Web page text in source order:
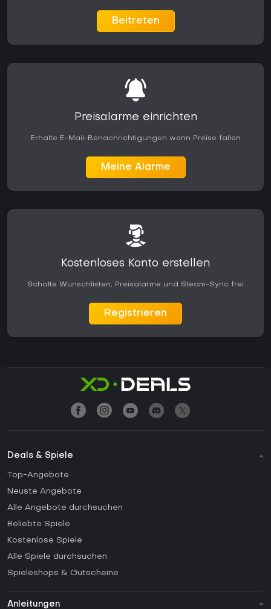
Beitreten
Preisalarme einrichten
Erhalte E-Mail-Benachrichtigungen wenn Preise fallen
Meine Alarme
Kostenloses Konto erstellen
Schalte Wunschlisten, Preisalarme und Steam-Sync frei
Registrieren
Deals & Spiele
Top-Angebote
Neuste Angebote
Alle Angebote durchsuchen
Beliebte Spiele
Kostenlose Spiele
Alle Spiele durchsuchen
Spieleshops & Gutscheine
Anleitungen